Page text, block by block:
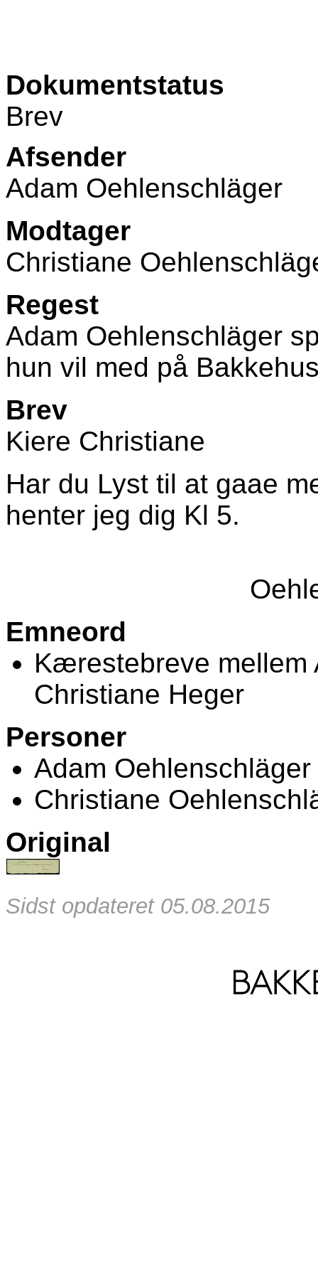
Dokumentstatus
Brev
Afsender
Adam Oehlenschläger
Modtager
Christiane
Regest
Adam Oehlenschläger
hun vil med på
Brev
Kiere Christiane
Har du Lyst til at gaae
henter jeg dig Kl 5.
Emneord
Kærestebreve mellem
Christiane Heger
Personer
Adam Oehlenschläger
Christiane
Original
Sidst opdateret 05.08.2015